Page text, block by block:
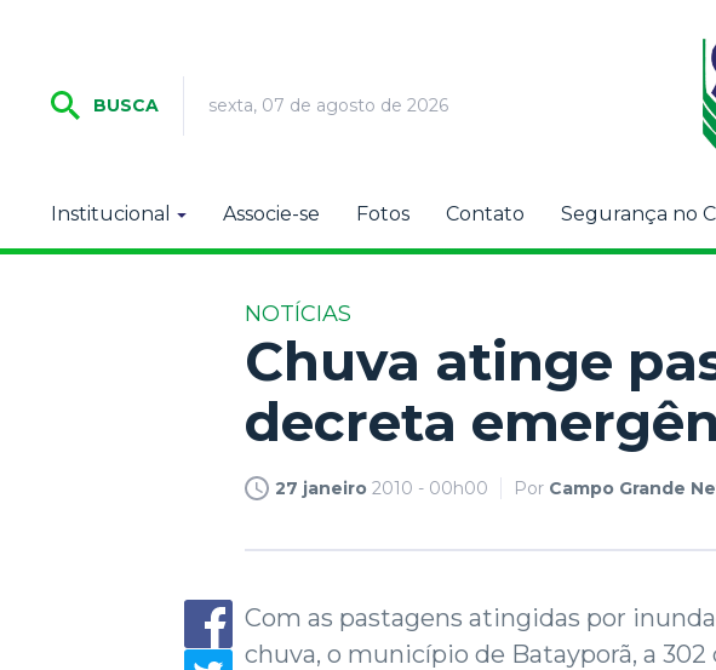
BUSCA sexta, 07 de agosto de 2026
Institucional Associe-se Fotos Contato Segurança no
NOTÍCIAS
Chuva atinge
decreta
27 janeiro 2010 - 00h00 Por Campo Grande
Com as pastagens atingidas por
chuva, o município de Batayporã, a